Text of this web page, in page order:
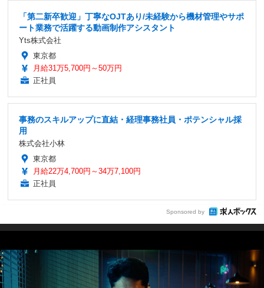
「第二新卒歓迎」丁寧なOJTあり/未経験から機材管理やサポ
ート業務で活躍する動画制作アシスタント
Yts株式会社
東京都
月給31万5,700円～50万円
正社員
事務のスキルアップに直結・経理事務社員・ポテンシャル採
用
株式会社小林
東京都
月給22万4,700円～34万7,100円
正社員
Sponsored by